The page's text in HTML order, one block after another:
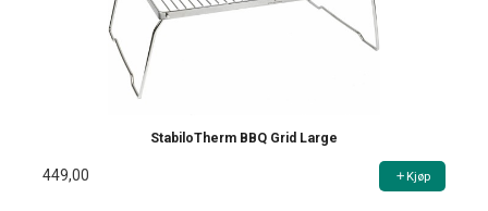
StabiloTherm BBQ Grid Large
449,00 Kjøp